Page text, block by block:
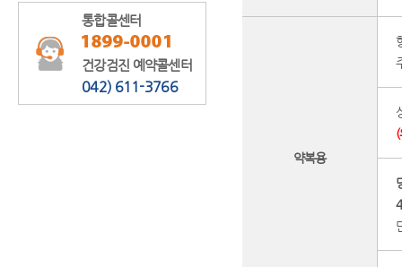
통합콜센터
건강검진 예약콜센터
042) 611-3766
약복용